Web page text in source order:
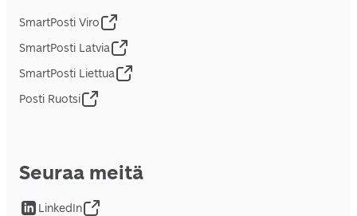
SmartPosti Viro
SmartPosti Latvia
SmartPosti Liettua
Posti Ruotsi
Seuraa meitä
LinkedIn